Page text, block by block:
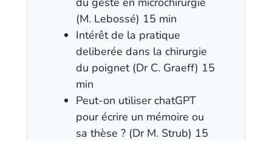
(M. Lebossé) 15 min
Intérêt de la pratique
deliberée dans la chirurgie
du poignet (Dr C. Graeff) 15
min
Peut-on utiliser chatGPT
pour écrire un mémoire ou
sa thèse ? (Dr M. Strub) 15